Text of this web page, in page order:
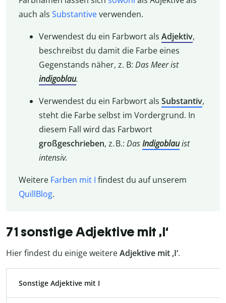
auch als Substantiveverwenden.
Verwendest du ein Farbwort als Adjektiv,
beschreibst du damit die Farbe eines
Gegenstands näher, z. B: Das Meer ist
indigoblau.
Verwendest du ein Farbwort als Substantiv,
steht die Farbe selbst im Vordergrund. In
diesem Fall wird das Farbwort
großgeschrieben, z. B.: DasIndigoblauist
intensiv.
Weitere Farben mit I findest du auf unserem
QuillBlog.
71 sonstige Adjektive mit ,I‘
Hier findest du einige weitereAdjektive mit ,I‘.
Sonstige Adjektive mit I